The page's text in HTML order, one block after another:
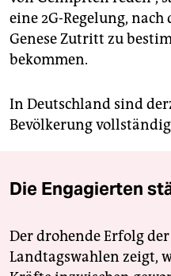
eine 2G-Regelung,
Genese Zutritt zu
bekommen.
In Deutschland sind
Bevölkerung
Die Engagierten
Der drohende Erfolg
Landtagswahlen zeigt,